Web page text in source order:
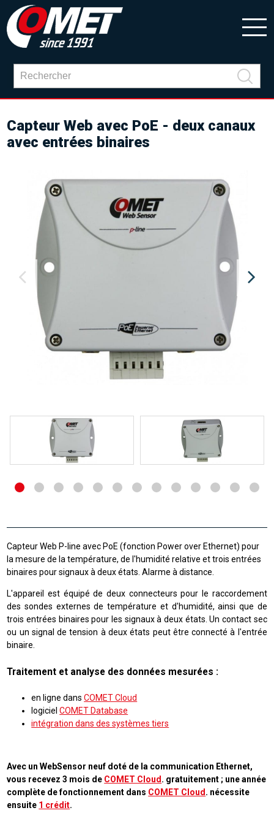
Capteur Web avec PoE - deux canaux
avec entrées binaires
Capteur Web P-line avec PoE (fonction Power over Ethernet) pour
la mesure de la température, de l'humidité relative et trois entrées
binaires pour signaux à deux états. Alarme à distance.
L'appareil est équipé de deux connecteurs pour le raccordement
des sondes externes de température et d'humidité, ainsi que de
trois entrées binaires pour les signaux à deux états. Un contact sec
ou un signal de tension à deux états peut être connecté à l'entrée
binaire.
Traitement et analyse des données mesurées :
en ligne dansCOMET Cloud
logicielCOMET Database
intégration dans des systèmes tiers
Avec un WebSensor neuf doté de la communication Ethernet,
vous recevez 3 mois de COMET Cloud . gratuitement ; une année
complète de fonctionnement dans COMET Cloud . nécessite
ensuite 1 crédit.